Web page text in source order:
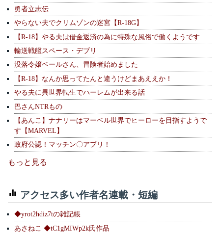
勇者立志伝
やらない夫でクリムゾンの迷宮【R-18G】
【R-18】やる夫は借金返済の為に特殊な風俗で働くようです
輸送戦艦スペース・デブリ
没落令嬢ベールさん、冒険者始めました
【R-18】なんか思ってたんと違うけどまあええか！
やる夫に異世界転生でハーレムが出来る話
巴さんNTRもの
【あんこ】ナナリーはマーベル世界でヒーローを目指すようで
す【MARVEL】
政府公認！マッチン〇アプリ！
もっと見る
アクセス多い作者名連載・短編
◆yrot2hdiz7tの雑記帳
あさねこ ◆tC1gMIWp2k氏作品